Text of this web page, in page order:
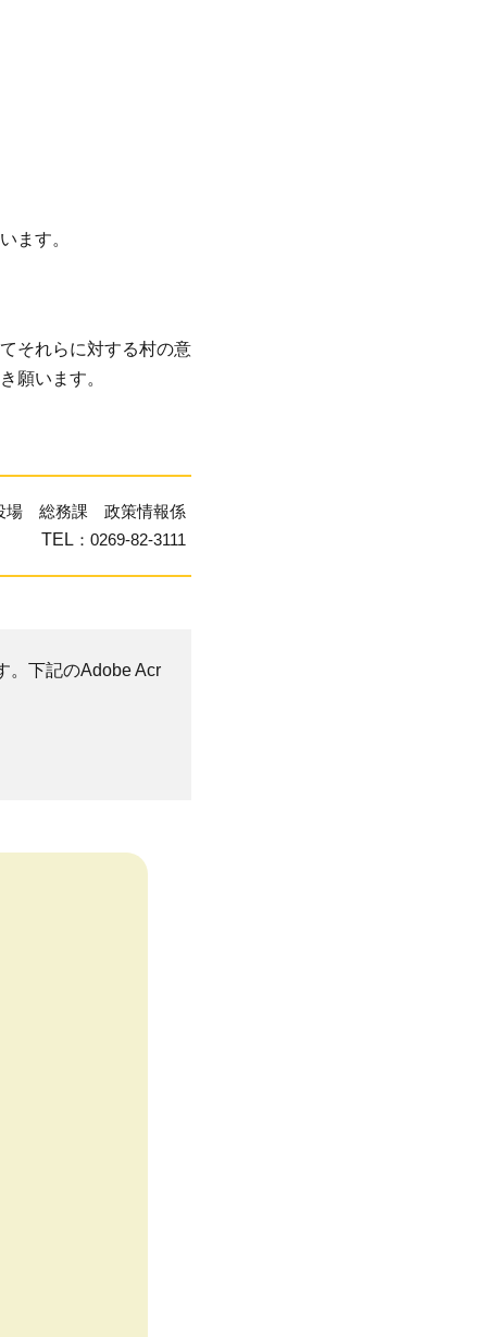
ます。
それらに対する村の意
願います。
場 総務課 政策情報係
TEL ：0269-82-3111
。下記のAdobe Acr